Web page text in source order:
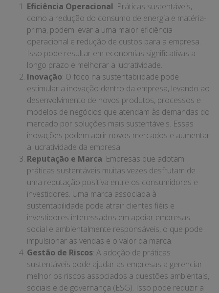
Eficiência Operacional: Práticas sustentáveis,
como a redução do consumo de energia e matéria-
prima, podem levar a uma maior eficiência
operacional e redução de custos para a empresa.
Isso pode resultar em economias significativas a
longo prazo e melhorar a lucratividade.
Inovação: O foco na sustentabilidade pode
estimular a inovação dentro da empresa, levando ao
desenvolvimento de novos produtos, processos e
modelos de negócios que atendam às demandas do
mercado por soluções mais sustentáveis. Essas
inovações podem abrir novos mercados e aumentar
a lucratividade da empresa.
Reputação e Marca: Empresas que adotam
práticas sustentáveis muitas vezes desfrutam de
uma reputação positiva entre os consumidores e
investidores. Uma marca associada à
sustentabilidade pode atrair clientes fiéis e
investidores interessados em apoiar empresas
social e ambientalmente responsáveis, o que pode
impulsionar as vendas e o valor da marca.
Gestão de Riscos: A adoção de práticas
sustentáveis pode ajudar as empresas a gerenciar
melhor os riscos associados a questões ambientais,
sociais e de governança (ESG). Isso pode reduzir a